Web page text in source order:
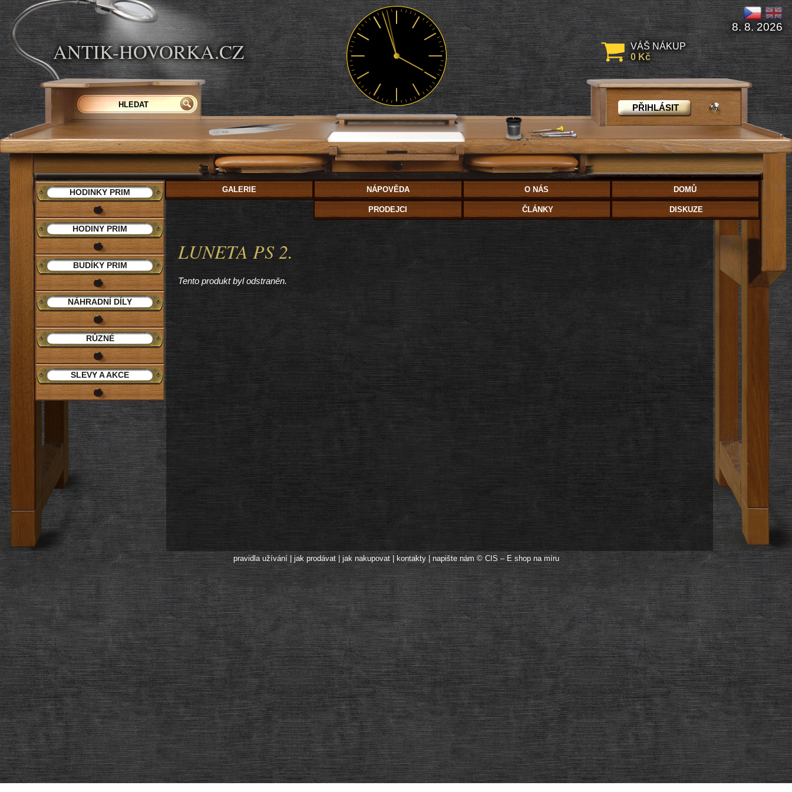
LUNETA PS 2.
Tento produkt byl odstraněn.
ANTIK-HOVORKA.CZ
PŘIHLÁSIT
8. 8. 2026
VÁŠ NÁKUP
0 Kč
DOMŮ
O NÁS
NÁPOVĚDA
GALERIE
DISKUZE
ČLÁNKY
PRODEJCI
HODINKY PRIM
HODINY PRIM
BUDÍKY PRIM
NÁHRADNÍ DÍLY
RŮZNÉ
SLEVY A AKCE
pravidla užívání| jak prodávat| jak nakupovat| kontakty|napište nám © CIS – E shop na míru